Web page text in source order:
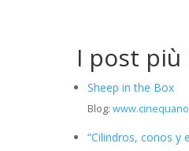
I post
Sheep in the Box
Blog:
“Cilindros, conos y